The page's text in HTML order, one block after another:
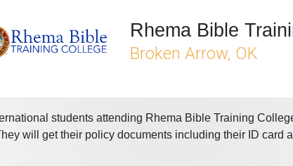
Rhema Bible
Broken Arrow, OK
students attending Rhema Bible Training
will get their policy documents including their ID